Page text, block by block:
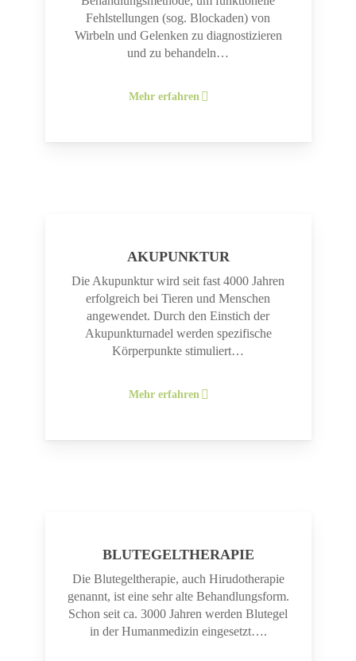
Fehlstellungen (sog. Blockaden) von
Wirbeln und Gelenken zu diagnostizieren
und zu behandeln…
Mehr erfahren
AKUPUNKTUR
Die Akupunktur wird seit fast 4000 Jahren
erfolgreich bei Tieren und Menschen
angewendet. Durch den Einstich der
Akupunkturnadel werden spezifische
Körperpunkte stimuliert…
Mehr erfahren
BLUTEGELTHERAPIE
Die Blutegeltherapie, auch Hirudotherapie
genannt, ist eine sehr alte Behandlungsform.
Schon seit ca. 3000 Jahren werden Blutegel
in der Humanmedizin eingesetzt….